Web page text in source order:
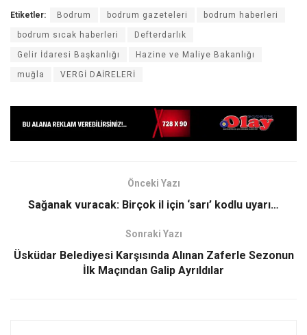
Etiketler: Bodrum bodrum gazeteleri bodrum haberleri
bodrum sıcak haberleri Defterdarlık
Gelir İdaresi Başkanlığı Hazine ve Maliye Bakanlığı
muğla VERGİ DAİRELERİ
Önceki Yazı
Sağanak vuracak: Birçok il için ‘sarı’ kodlu uyarı…
Sonraki Yazı
Üsküdar Belediyesi Karşısında Alınan Zaferle Sezonun
İlk Maçından Galip Ayrıldılar